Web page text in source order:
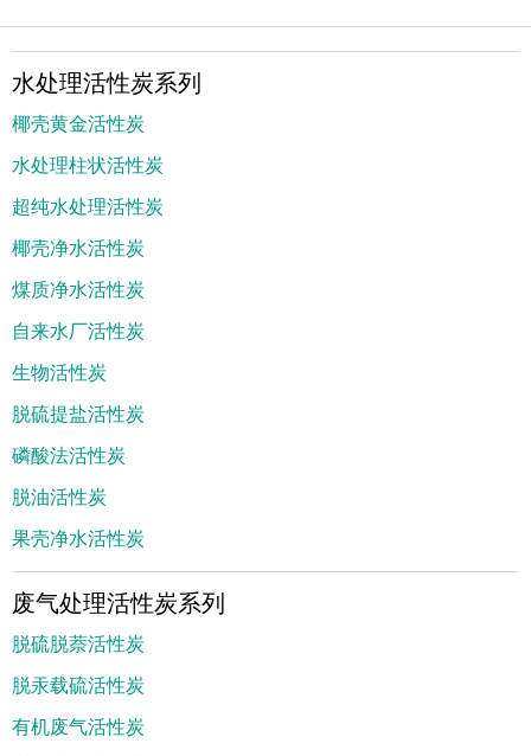
水处理活性炭系列
椰壳黄金活性炭
水处理柱状活性炭
超纯水处理活性炭
椰壳净水活性炭
煤质净水活性炭
自来水厂活性炭
生物活性炭
脱硫提盐活性炭
磷酸法活性炭
脱油活性炭
果壳净水活性炭
废气处理活性炭系列
脱硫脱萘活性炭
脱汞载硫活性炭
有机废气活性炭